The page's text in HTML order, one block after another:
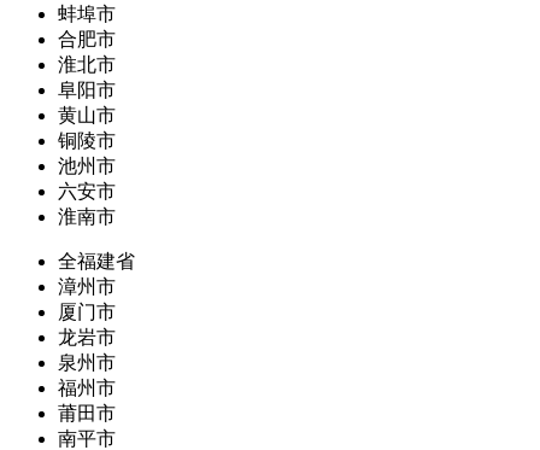
蚌埠市
合肥市
淮北市
阜阳市
黄山市
铜陵市
池州市
六安市
淮南市
全福建省
漳州市
厦门市
龙岩市
泉州市
福州市
莆田市
南平市